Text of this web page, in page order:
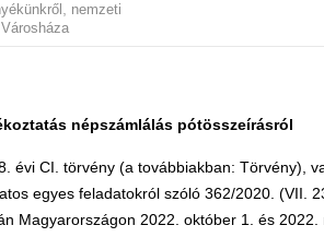
nemzeti
Városháza
népszámlálás pótösszeírásról
évi CI. törvény (a továbbiakban: Törvény),
egyes feladatokról szóló 362/2020. (VII.
Magyarországon 2022. október 1. és